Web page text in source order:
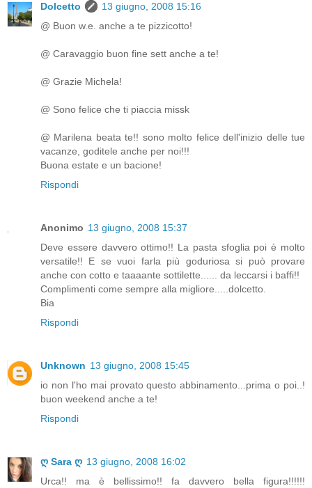
Dolcetto
13 giugno, 2008 15:16
@ Buon w.e. anche a te pizzicotto!
@ Caravaggio buon fine sett anche a te!
@ Grazie Michela!
@ Sono felice che ti piaccia missk
@ Marilena beata te!! sono molto felice dell'inizio delle tue
vacanze, goditele anche per noi!!!
Buona estate e un bacione!
Rispondi
Anonimo 13 giugno, 2008 15:37
Deve essere davvero ottimo!! La pasta sfoglia poi è molto
versatile!! E se vuoi farla più goduriosa si può provare
anche con cotto e taaaante sottilette...... da leccarsi i baffi!!
Complimenti come sempre alla migliore.....dolcetto.
Bia
Rispondi
Unknown 13 giugno, 2008 15:45
io non l'ho mai provato questo abbinamento...prima o poi..!
buon weekend anche a te!
Rispondi
ღ Sara ღ 13 giugno, 2008 16:02
Urca!! ma è bellissimo!! fa davvero bella figura!!!!!!